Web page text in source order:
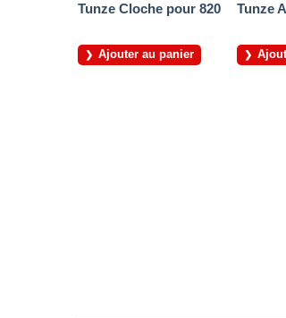
Tunze Cloche pour 820
Ajouter au panier
Tunze